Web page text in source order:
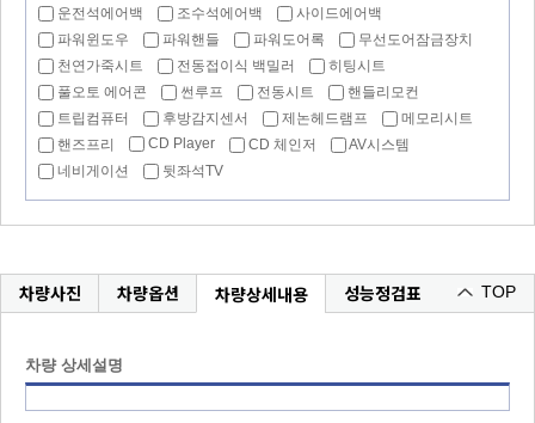
운전석에어백
조수석에어백
사이드에어백
파워윈도우
파워핸들 파워도어록
무선도어잠금장치
천연가죽시트
전동접이식 백밀러
히팅시트
풀오토 에어콘
썬루프 전동시트
핸들리모컨
트립컴퓨터
후방감지센서 제논헤드램프
메모리시트
핸즈프리
CD Player CD 체인저
AV시스템
네비게이션
뒷좌석TV
차량사진 차량옵션 차량상세내용 성능정검표 TOP
차량 상세설명